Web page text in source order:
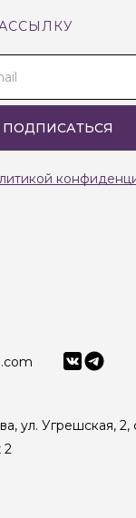
ПОДПИСАТЬСЯ
ул. Угрешская, 2,
2